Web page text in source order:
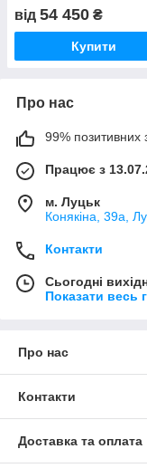
від 54 450 ₴
Купити
Про нас
99% позитивних
Працює з
м. Луцьк
Конякіна, 39а,
Контакти
Сьогодні
Показати весь
Про нас
Контакти
Доставка та оплата